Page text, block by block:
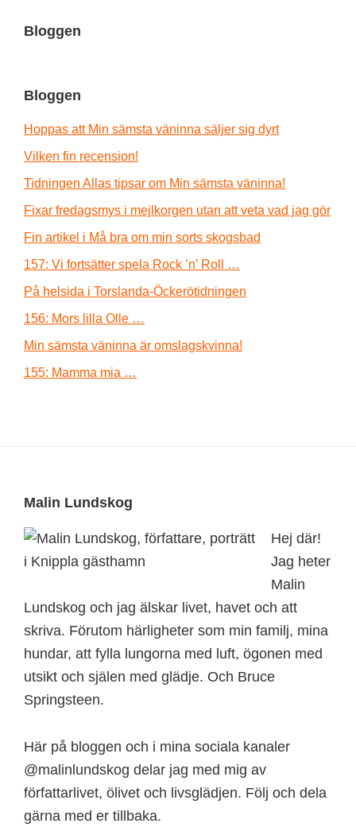
Bloggen
Bloggen
Hoppas att Min sämsta väninna säljer sig dyrt
Vilken fin recension!
Tidningen Allas tipsar om Min sämsta väninna!
Fixar fredagsmys i mejlkorgen utan att veta vad jag gör
Fin artikel i Må bra om min sorts skogsbad
157: Vi fortsätter spela Rock ’n’ Roll …
På helsida i Torslanda-Öckerötidningen
156: Mors lilla Olle …
Min sämsta väninna är omslagskvinna!
155: Mamma mia …
Footer
Malin Lundskog
Hej där!
Jag heter
Malin
Lundskog och jag älskar livet, havet och att
skriva. Förutom härligheter som min familj, mina
hundar, att fylla lungorna med luft, ögonen med
utsikt och själen med glädje. Och Bruce
Springsteen.
Här på bloggen och i mina sociala kanaler
@malinlundskog delar jag med mig av
författarlivet, ölivet och livsglädjen. Följ och dela
gärna med er tillbaka.